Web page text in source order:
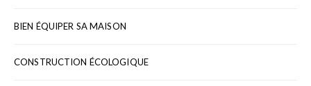
BIEN ÉQUIPER SA MAISON
CONSTRUCTION ÉCOLOGIQUE